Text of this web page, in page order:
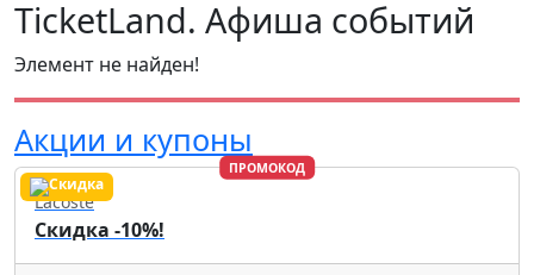
TicketLand. Афиша событий
Элемент не найден!
Акции и купоны
ПРОМОКОД
Lacoste
Скидка -10%!